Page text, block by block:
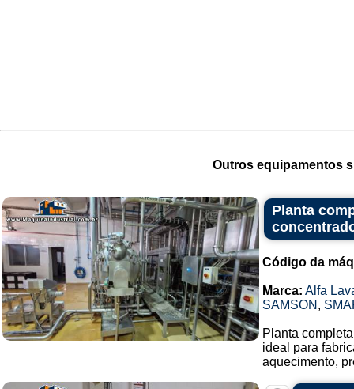
Outros equipamentos
Planta
Código da
Marca: Alfa
SAMSON ,
Planta
ideal para
aquecimento,